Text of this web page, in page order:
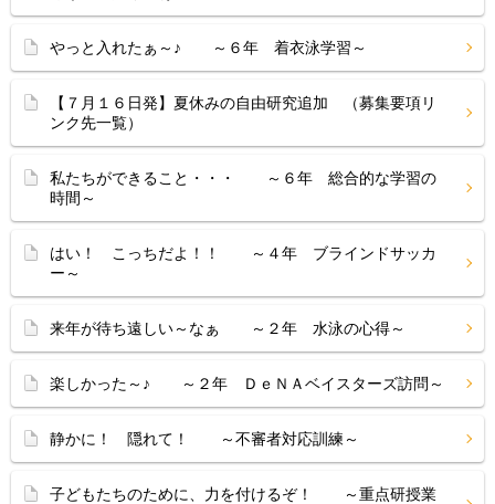
やっと入れたぁ～♪ ～６年 着衣泳学習～
【７月１６日発】夏休みの自由研究追加 （募集要項リ
ンク先一覧）
私たちができること・・・ ～６年 総合的な学習の
時間～
はい！ こっちだよ！！ ～４年 ブラインドサッカ
ー～
来年が待ち遠しい～なぁ ～２年 水泳の心得～
楽しかった～♪ ～２年 ＤｅＮＡベイスターズ訪問～
静かに！ 隠れて！ ～不審者対応訓練～
子どもたちのために、力を付けるぞ！ ～重点研授業